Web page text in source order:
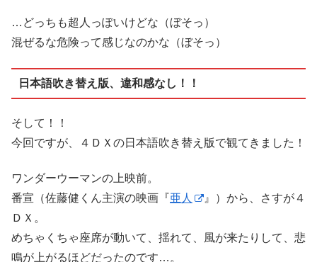
…どっちも超人っぽいけどな（ぼそっ）
混ぜるな危険って感じなのかな（ぼそっ）
日本語吹き替え版、違和感なし！！
そして！！
今回ですが、４ＤＸの日本語吹き替え版で観てきました！
ワンダーウーマンの上映前。
番宣（佐藤健くん主演の映画『亜人
』）から、さすが４
ＤＸ。
めちゃくちゃ座席が動いて、揺れて、風が来たりして、悲
鳴が上がるほどだったのです…。